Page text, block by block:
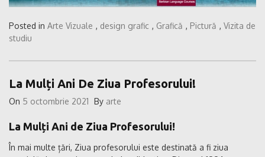
Posted in Arte Vizuale , design grafic , Grafică , Pictură , Vizita de
studiu
La Mulți Ani De Ziua Profesorului!
On 5 octombrie 2021 By arte
La Mulți Ani de Ziua Profesorului!
În mai multe țări, Ziua profesorului este destinată a fi ziua